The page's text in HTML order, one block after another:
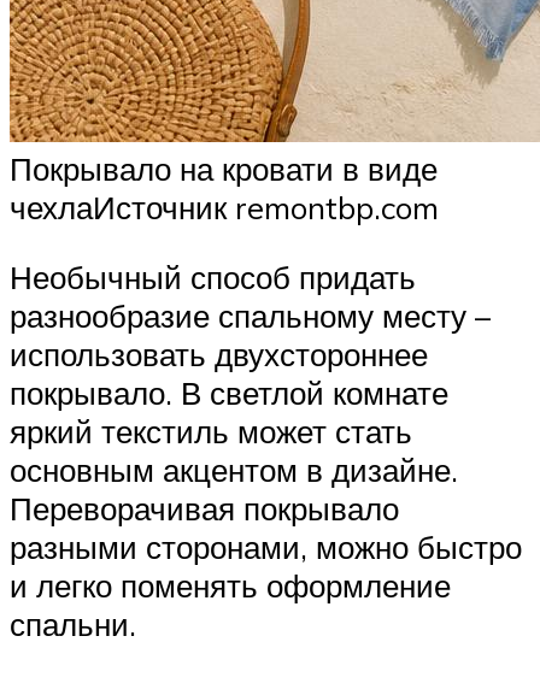
Покрывало на кровати в виде
чехлаИсточник remontbp.com
Необычный способ придать
разнообразие спальному месту –
использовать двухстороннее
покрывало. В светлой комнате
яркий текстиль может стать
основным акцентом в дизайне.
Переворачивая покрывало
разными сторонами, можно быстро
и легко поменять оформление
спальни.